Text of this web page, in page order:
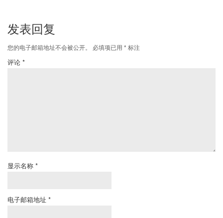
发表回复
您的电子邮箱地址不会被公开。 必填项已用 * 标注
评论 *
显示名称 *
电子邮箱地址 *